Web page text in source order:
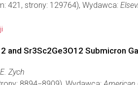
421, strony: 129764), Wydawca:
Sr3Sc2Ge3O12 Submicron
Zych